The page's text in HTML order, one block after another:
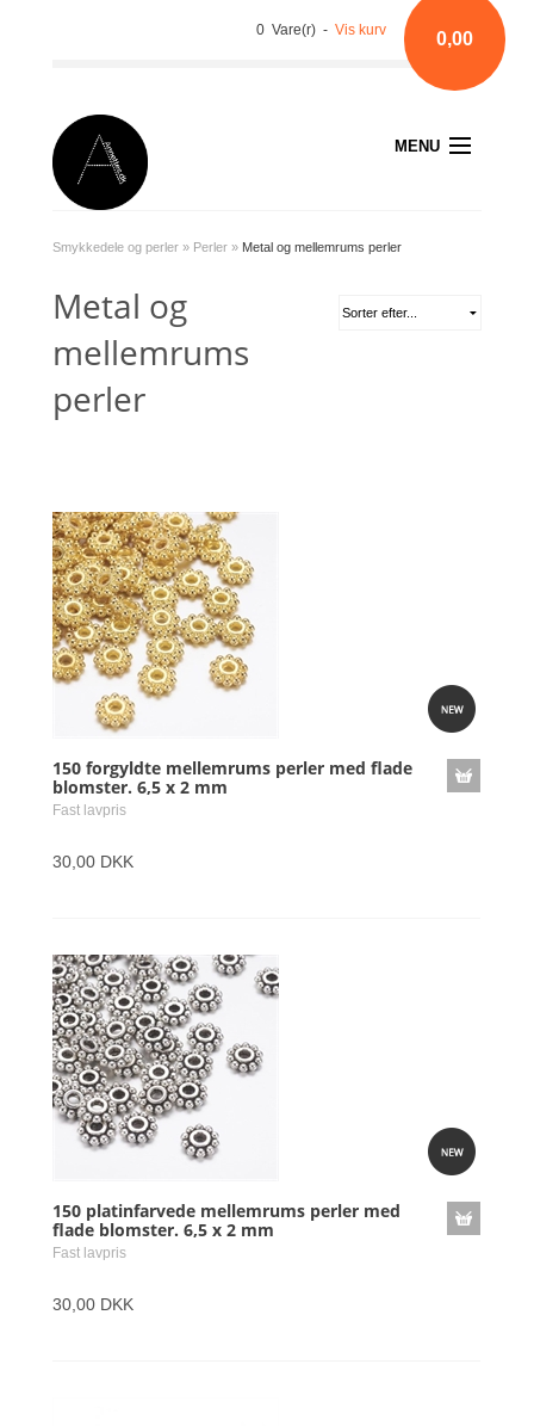
0 Vare(r) - Vis kurv 0,00
MENU
Smykkedele og perler » Perler » Metal og mellemrums perler
Metal og
mellemrums
perler
150 forgyldte mellemrums perler med flade
blomster. 6,5 x 2 mm
Fast lavpris
30,00 DKK
150 platinfarvede mellemrums perler med
flade blomster. 6,5 x 2 mm
Fast lavpris
30,00 DKK